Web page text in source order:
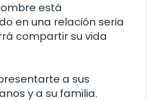
está
en una relación seria
compartir su vida
a sus
y a su familia.